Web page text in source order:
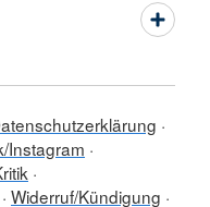
Instagram
Widerruf/Kündigung